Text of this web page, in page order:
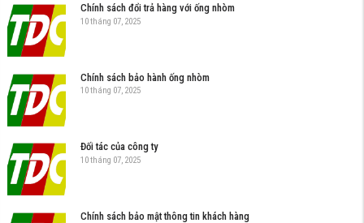
Chính sách đổi trả hàng với ống nhòm
10 tháng 07, 2025
Chính sách bảo hành ống nhòm
10 tháng 07, 2025
Đối tác của công ty
10 tháng 07, 2025
Chính sách bảo mật thông tin khách hàng